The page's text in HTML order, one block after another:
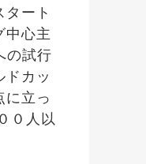
ート
中心主
の試行
カッ
に立っ
０人以